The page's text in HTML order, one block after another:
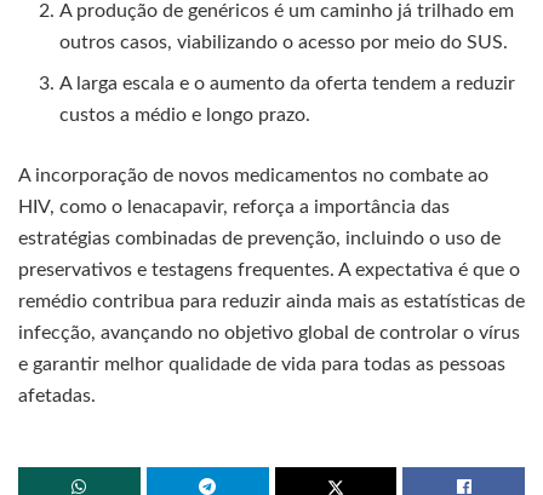
A produção de genéricos é um caminho já trilhado em
outros casos, viabilizando o acesso por meio do SUS.
A larga escala e o aumento da oferta tendem a reduzir
custos a médio e longo prazo.
A incorporação de novos medicamentos no combate ao
HIV, como o lenacapavir, reforça a importância das
estratégias combinadas de prevenção, incluindo o uso de
preservativos e testagens frequentes. A expectativa é que o
remédio contribua para reduzir ainda mais as estatísticas de
infecção, avançando no objetivo global de controlar o vírus
e garantir melhor qualidade de vida para todas as pessoas
afetadas.